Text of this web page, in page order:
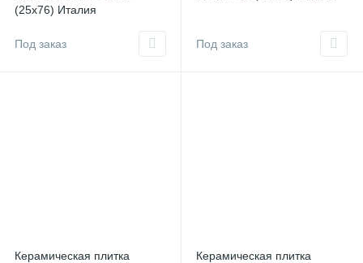
(25x76) Италия
Под заказ Под заказ
Керамическая плитка
Керамическая плитка